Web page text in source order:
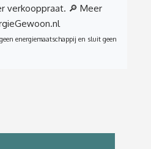
verkooppraat. 🔎 Meer
energiemaatschappij en sluit geen